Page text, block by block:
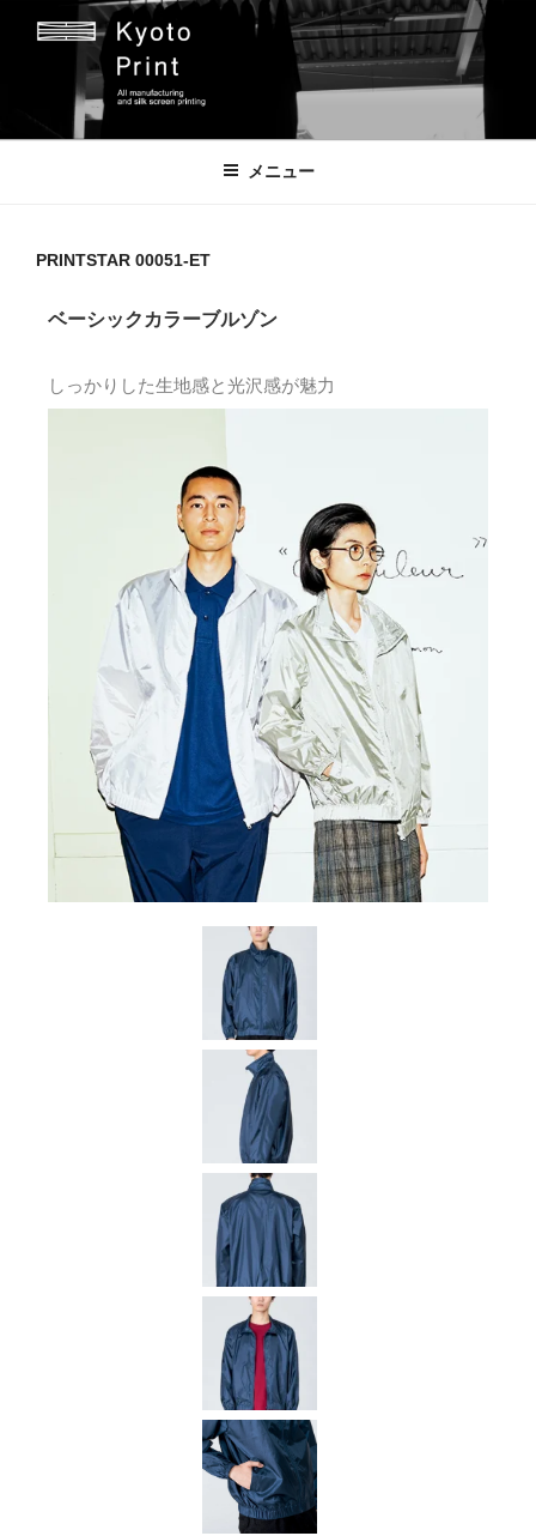
京都プリント
京都市のオリジナルプリント会社
メニュー
PRINTSTAR 00051-ET
ベーシックカラーブルゾン
しっかりした生地感と光沢感が魅力